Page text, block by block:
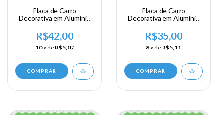
Placa de Carro
Decorativa em Alumínio
Viagem a Africa - South
Africa
R$42,00
10x de R$5,07
COMPRAR
Placa de Carro
Decorativa em Alumínio
Viagem ao Egíto - Egypt
R$35,00
8x de R$5,11
COMPRAR